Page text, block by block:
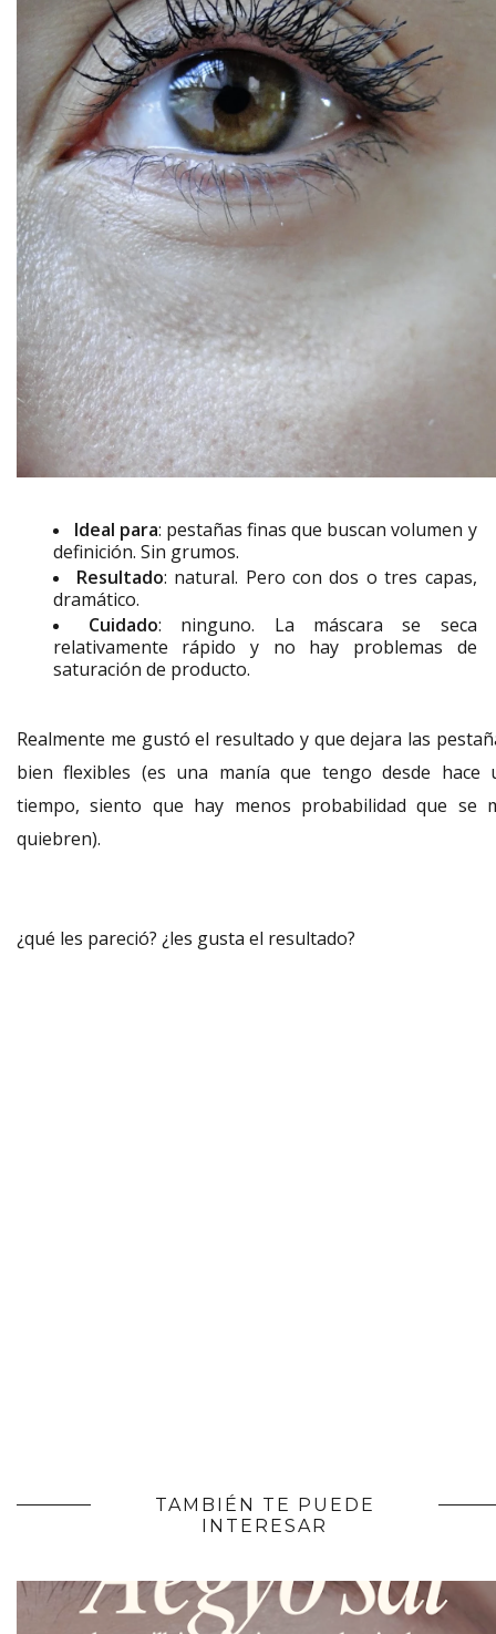
Ideal para: pestañas finas que buscan volumen y
definición. Sin grumos.
Resultado: natural. Pero con dos o tres capas,
dramático.
Cuidado: ninguno. La máscara se seca
relativamente rápido y no hay problemas de
saturación de producto.
Realmente me gustó el resultado y que dejara las
bien flexibles (es una manía que tengo desde hace
tiempo, siento que hay menos probabilidad que se
quiebren).
¿qué les pareció? ¿les gusta el resultado?
TAMBIÉN TE PUEDE
INTERESAR